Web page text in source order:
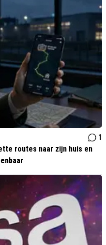
1
routes naar zijn huis en